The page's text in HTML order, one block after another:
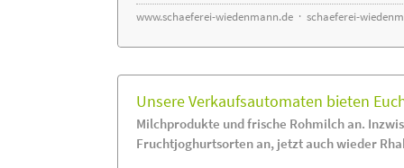
www.schaeferei-wiedenmann.de · schaeferei-
Unsere Verkaufsautomaten bieten
Milchprodukte und frische Rohmilch an.
Fruchtjoghurtsorten an, jetzt auch wieder